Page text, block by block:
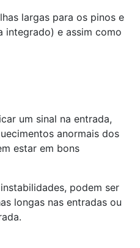
largas para os pinos e
integrado) e assim como
um sinal na entrada,
anormais dos
estar em bons
podem ser
longas nas entradas ou